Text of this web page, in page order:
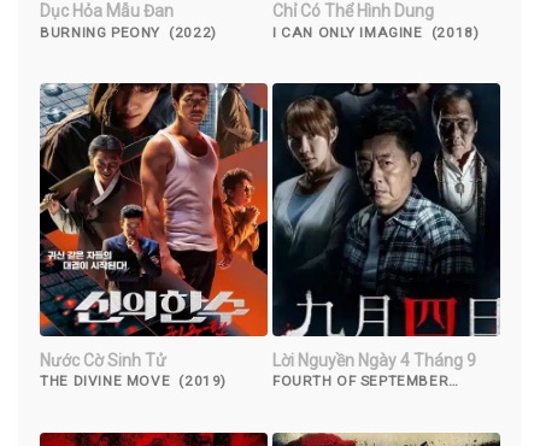
Dục Hỏa Mẫu Đan
BURNING PEONY (2022)
Chỉ Có Thể Hình Dung
I CAN ONLY IMAGINE (2018)
Nước Cờ Sinh Tử
THE DIVINE MOVE (2019)
Lời Nguyền Ngày 4 Tháng 9
FOURTH OF SEPTEMBER